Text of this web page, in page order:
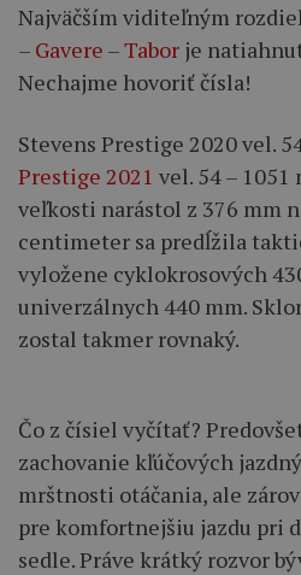
Najväčším viditeľným
– Gavere –Tabor je
Nechajme hovoriť čísla!
Stevens Prestige 2020 vel.
Prestige 2021 vel. 54 – 1051
veľkosti narástol z 376 mm
centimeter sa predĺžila
vyložene cyklokrosových
univerzálnych 440 mm.
zostal takmer rovnaký.
Čo z čísiel vyčítať?
zachovanie kľúčových
mrštnosti otáčania, ale
pre komfortnejšiu jazdu pri
sedle. Práve krátký rozvor